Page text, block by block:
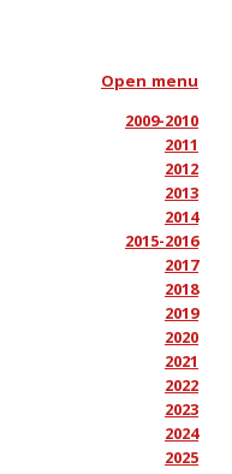
Open menu
2009-2010
2011
2012
2013
2014
2015-2016
2017
2018
2019
2020
2021
2022
2023
2024
2025